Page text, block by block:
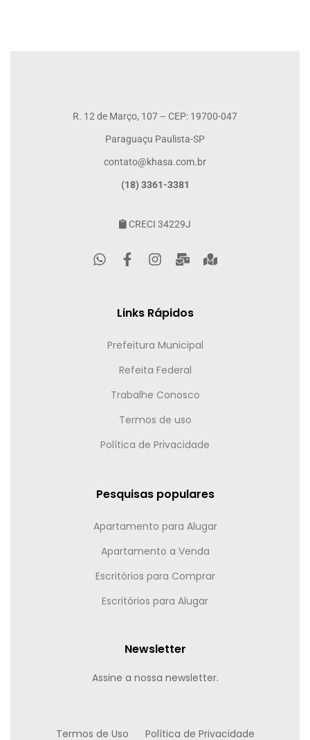
R. 12 de Março, 107 – CEP: 19700-047
Paraguaçu Paulista-SP
contato@khasa.com.br
(18) 3361-3381
CRECI 34229J
Links Rápidos
Prefeitura Municipal
Refeita Federal
Trabalhe Conosco
Termos de uso
Política de Privacidade
Pesquisas populares
Apartamento para Alugar
Apartamento a Venda
Escritórios para Comprar
Escritórios para Alugar
Newsletter
Assine a nossa newsletter.
Termos de Uso Política de Privacidade